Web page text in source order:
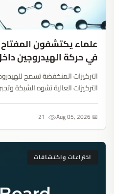
علماء يكتشفون
في حركة الهيدروجين
التركيزات المنخفضة تسمح
التركيزات العالية تشوه الشبكة
📅 Aug 05, 2026
اختراعات واكتشافات